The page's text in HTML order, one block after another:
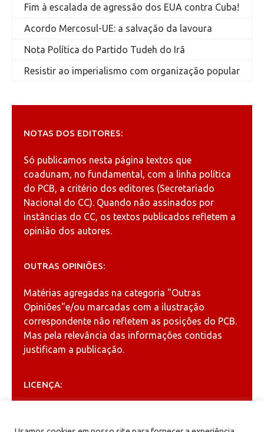
Fim à escalada de agressão dos EUA contra Cuba!
Acordo Mercosul-UE: a salvação da lavoura
Nota Política do Partido Tudeh do Irã
Resistir ao imperialismo com organização popular
NOTAS DOS EDITORES:
Só publicamos nesta página textos que
coadunam, no fundamental, com a linha política
do PCB, a critério dos editores (Secretariado
Nacional do CC). Quando não assinados por
instâncias do CC, os textos publicados refletem a
opinião dos autores.
OUTRAS OPINIÕES:
Matérias agregadas na categoria "Outras
Opiniões"e/ou marcadas com a ilustração
correspondente não refletem as posições do PCB.
Mas pela relevância das informações contidas
justificam a publicação.
LICENÇA:
Creative Commons